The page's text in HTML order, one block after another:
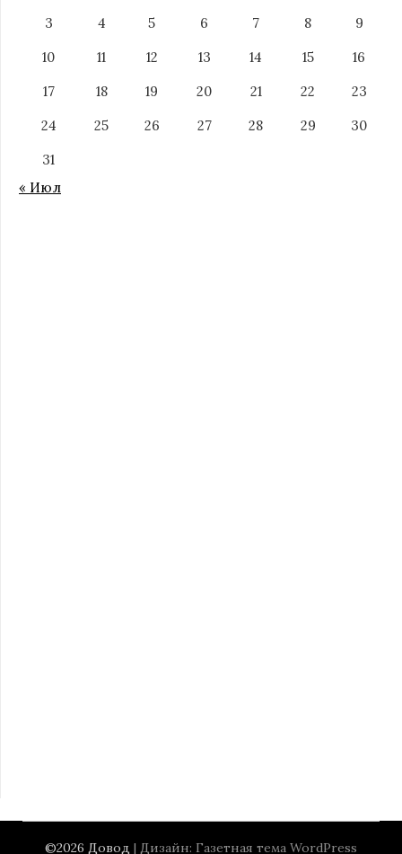
3
4 5 6 7 8
9
10
11 12 13 14 15
16
17
18 19 20 21 22
23
24
25 26 27 28 29
30
31
« Июл
©2026 Довод | Дизайн: Газетная тема WordPress